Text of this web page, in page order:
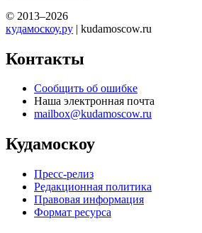
© 2013–2026
кудамоскоу.ру | kudamoscow.ru
Контакты
Сообщить об ошибке
Наша электронная почта
mailbox@kudamoscow.ru
Кудамоскоу
Пресс-релиз
Редакционная политика
Правовая информация
Формат ресурса